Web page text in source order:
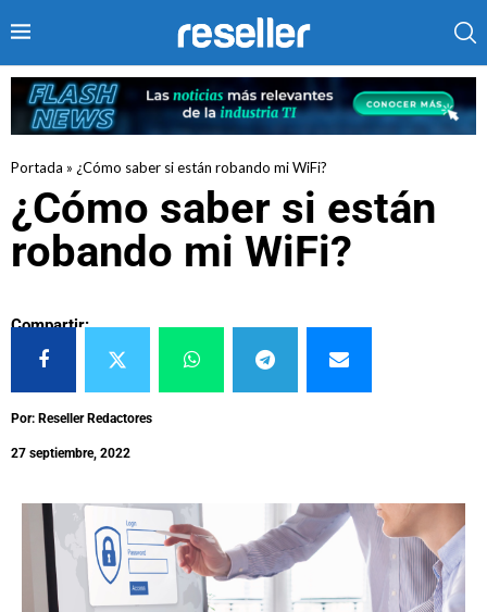
Portada » ¿Cómo saber si están robando mi WiFi?
¿Cómo saber si están
robando mi WiFi?
Compartir:
Por: Reseller Redactores
27 septiembre, 2022